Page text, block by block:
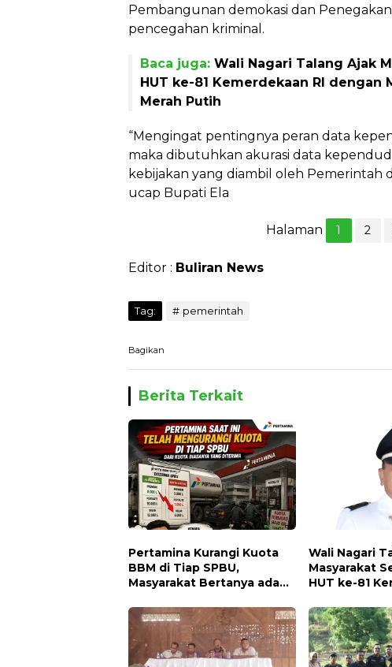
Pembangunan demokasi dan
pencegahan kriminal.
Baca juga: Wali Nagari Talang Ajak
HUT ke-81 Kemerdekaan RI dengan
Merah Putih
“Mengingat pentingnya peran data
maka dibutuhkan akurasi data
kebijakan yang diambil oleh Pemerintah
ucap Bupati Ela
Halaman 1 2
Editor : Buliran News
Tag: pemerintah
Bagikan
Berita Terkait
Pertamina Kurangi Kuota
BBM di Tiap SPBU,
Masyarakat Bertanya ada
Wali Nagari
Masyarakat
HUT ke-81
Bendera